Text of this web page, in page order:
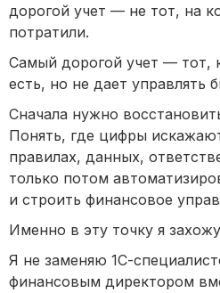
дорогой учет — не тот, на
потратили.
Самый дорогой учет — тот,
есть, но не дает управлять
Сначала нужно
Понять, где цифры
правилах, данных,
только потом
и строить финансовое
Именно в эту точку я
Я не заменяю 1С-
финансовым директором